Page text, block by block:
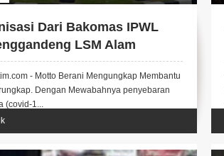
Dari Bakomas IPWL
LSM Alam
Masker Handsanitizer
19- Motto Berani Mengungkap Membantu
Dengan Mewabahnya penyebaran
(covid-1...